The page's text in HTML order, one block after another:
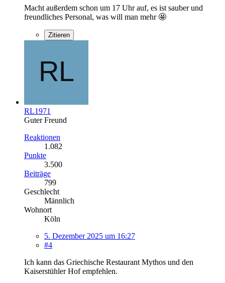
Macht außerdem schon um 17 Uhr auf, es ist sauber und
freundliches Personal, was will man mehr 🤩
Zitieren
RL1971
Guter Freund
Reaktionen
1.082
Punkte
3.500
Beiträge
799
Geschlecht
Männlich
Wohnort
Köln
5. Dezember 2025 um 16:27
#4
Ich kann das Griechische Restaurant Mythos und den
Kaiserstühler Hof empfehlen.